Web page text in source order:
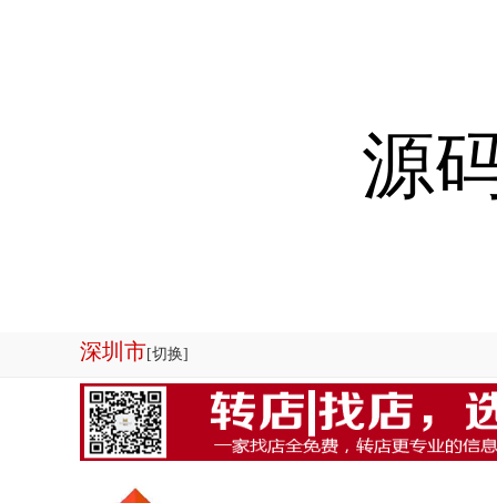
源
深圳市[切换]
欢迎来到店铺转让系统-商铺管理系统|商铺出租系统源码专